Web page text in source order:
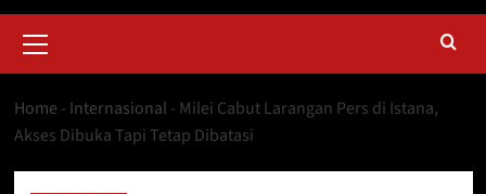
Menu
Home - Internasional - Milei Cabut Larangan Pers di Istana,
Akses Dibuka Tapi Tetap Dibatasi